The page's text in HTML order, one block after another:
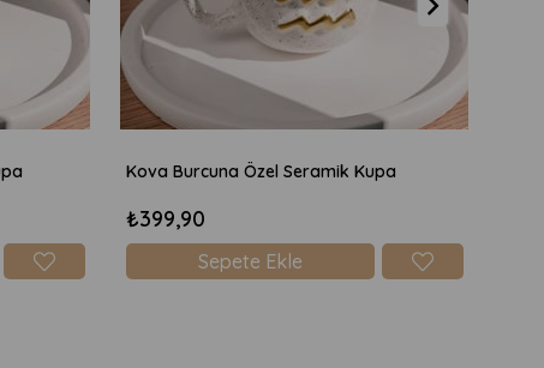
Kova Burcuna Özel Seramik Kupa
₺399,90
Sepete Ekle